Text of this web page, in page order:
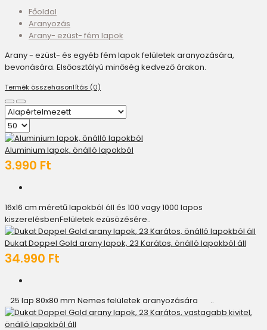
Főoldal
Aranyozás
Arany- ezüst- fém lapok
Arany - ezüst- és egyéb fém lapok felületek aranyozására,
bevonására. Elsőosztályú minőség kedvező árakon.
Termék összehasonlítás (0)
Aluminium lapok, önálló lapokból
3.990 Ft
16x16 cm méretű lapokból áll és 100 vagy 1000 lapos
kiszerelésbenFelületek ezüsözésére..
Dukat Doppel Gold arany lapok, 23 Karátos, önálló lapokból áll
34.990 Ft
25 lap 80x80 mm Nemes felületek aranyozására ..